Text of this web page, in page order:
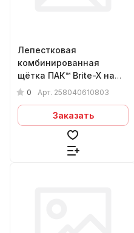
Лепестковая
комбинированная
щётка ПАК™ Brite-X на
шпинделе, Ø80х40х6мм,
0 Арт. 258040610803
Заказать